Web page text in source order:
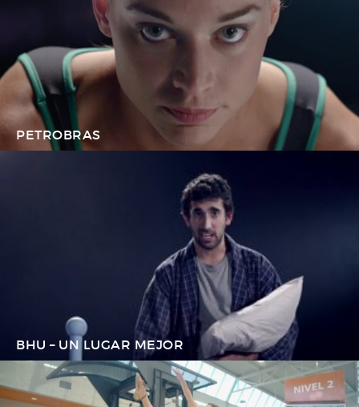
PETROBRAS
BHU – UN LUGAR MEJOR